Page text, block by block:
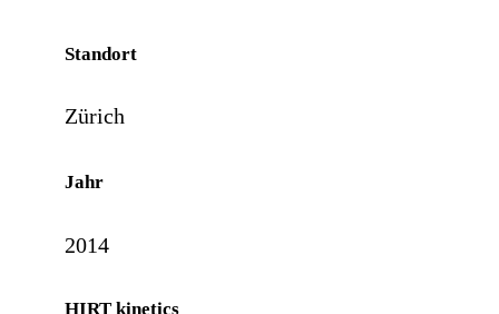
Standort
Zürich
Jahr
2014
HIRT kinetics